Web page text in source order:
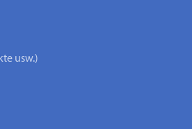
usw.)